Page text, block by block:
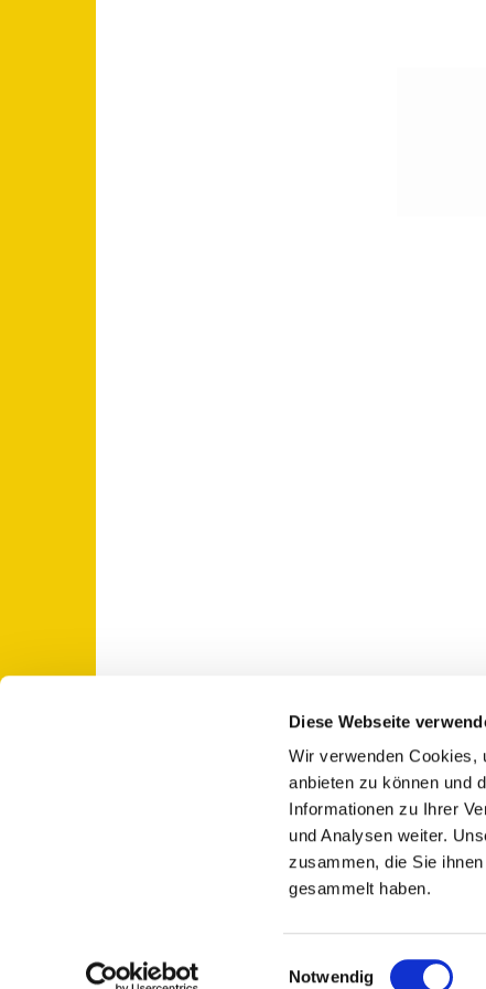
Diese Webseite
Wir verwenden Cookies,
anbieten zu können und
Informationen zu Ihrer
und Analysen weiter.
zusammen, die Sie
gesammelt haben.
Notwendig
St. Otto: Katholische Kirche